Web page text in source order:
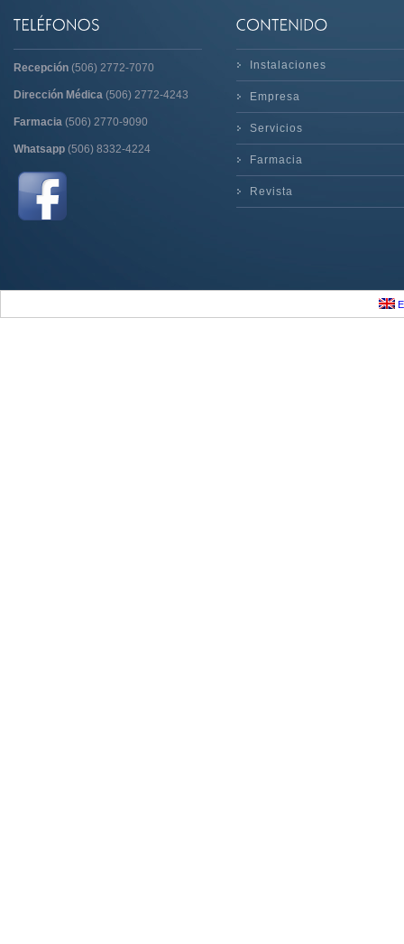
Recepción (506) 2772-7070
Dirección Médica (506) 2772-4243
Farmacia (506) 2770-9090
Whatsapp (506) 8332-4224
Instalaciones
Empresa
Servicios
Farmacia
Revista